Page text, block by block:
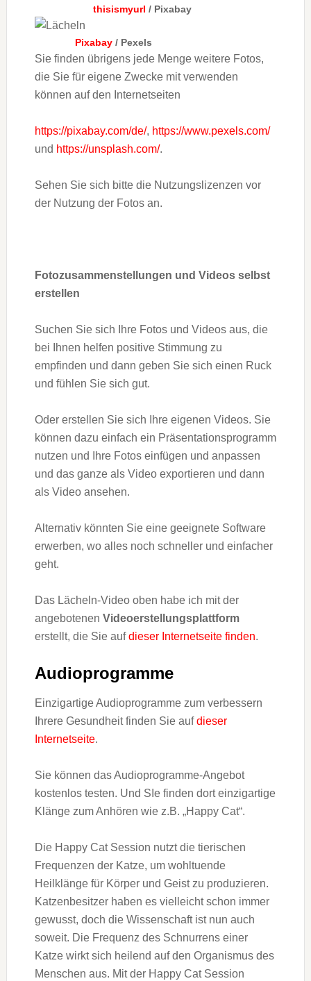
thisismyurl / Pixabay
Pixabay/ Pexels
Sie finden übrigens jede Menge weitere Fotos,
die Sie für eigene Zwecke mit verwenden
können auf den Internetseiten
https://pixabay.com/de/, https://www.pexels.com/
und https://unsplash.com/.
Sehen Sie sich bitte die Nutzungslizenzen vor
der Nutzung der Fotos an.
Fotozusammenstellungen und Videos selbst
erstellen
Suchen Sie sich Ihre Fotos und Videos aus, die
bei Ihnen helfen positive Stimmung zu
empfinden und dann geben Sie sich einen Ruck
und fühlen Sie sich gut.
Oder erstellen Sie sich Ihre eigenen Videos. Sie
können dazu einfach ein Präsentationsprogramm
nutzen und Ihre Fotos einfügen und anpassen
und das ganze als Video exportieren und dann
als Video ansehen.
Alternativ könnten Sie eine geeignete Software
erwerben, wo alles noch schneller und einfacher
geht.
Das Lächeln-Video oben habe ich mit der
angebotenen Videoerstellungsplattform
erstellt, die Sie aufdieser Internetseite finden.
Audioprogramme
Einzigartige Audioprogramme zum verbessern
Ihrere Gesundheit finden Sie aufdieser
Internetseite.
Sie können das Audioprogramme-Angebot
kostenlos testen. Und SIe finden dort einzigartige
Klänge zum Anhören wie z.B. „Happy Cat“.
Die Happy Cat Session nutzt die tierischen
Frequenzen der Katze, um wohltuende
Heilklänge für Körper und Geist zu produzieren.
Katzenbesitzer haben es vielleicht schon immer
gewusst, doch die Wissenschaft ist nun auch
soweit. Die Frequenz des Schnurrens einer
Katze wirkt sich heilend auf den Organismus des
Menschen aus. Mit der Happy Cat Session